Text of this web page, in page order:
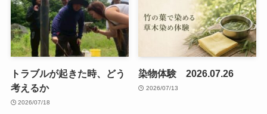
トラブルが起きた時、どう
考えるか
2026/07/18
染物体験 2026.07.26
2026/07/13